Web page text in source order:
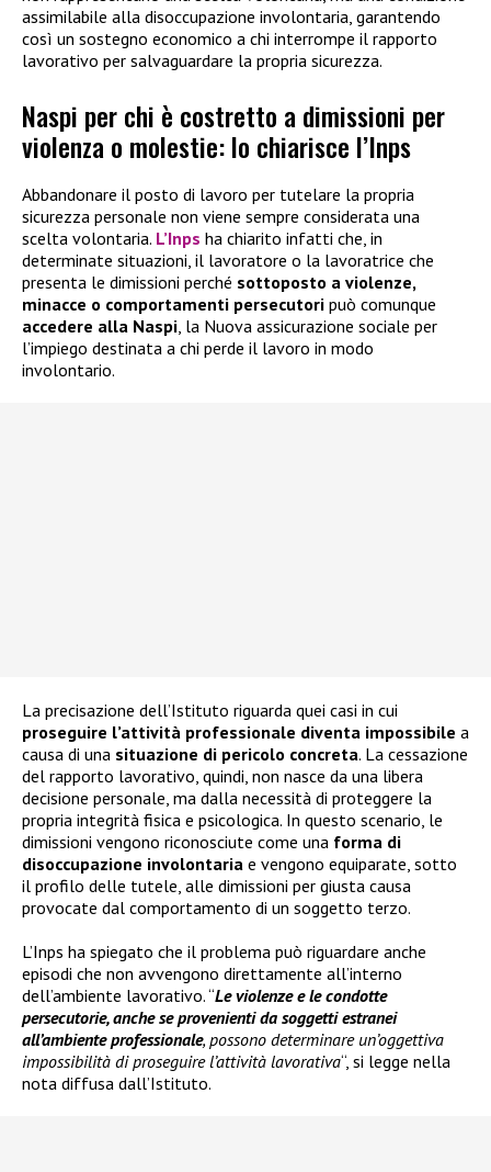
assimilabile alla disoccupazione involontaria, garantendo
così un sostegno economico a chi interrompe il rapporto
lavorativo per salvaguardare la propria sicurezza.
Naspi per chi è costretto a dimissioni per
violenza o molestie: lo chiarisce l’Inps
Abbandonare il posto di lavoro per tutelare la propria
sicurezza personale non viene sempre considerata una
scelta volontaria. L’Inps ha chiarito infatti che, in
determinate situazioni, il lavoratore o la lavoratrice che
presenta le dimissioni perché sottoposto a violenze,
minacce o comportamenti persecutori può comunque
accedere alla Naspi , la Nuova assicurazione sociale per
l’impiego destinata a chi perde il lavoro in modo
involontario.
La precisazione dell’Istituto riguarda quei casi in cui
proseguire l’attività professionale diventa impossibile a
causa di una situazione di pericolo concreta. La cessazione
del rapporto lavorativo, quindi, non nasce da una libera
decisione personale, ma dalla necessità di proteggere la
propria integrità fisica e psicologica. In questo scenario, le
dimissioni vengono riconosciute come una forma di
disoccupazione involontaria e vengono equiparate, sotto
il profilo delle tutele, alle dimissioni per giusta causa
provocate dal comportamento di un soggetto terzo.
L’Inps ha spiegato che il problema può riguardare anche
episodi che non avvengono direttamente all’interno
dell’ambiente lavorativo. “Le violenze e le condotte
persecutorie, anche se provenienti da soggetti estranei
all’ambiente professionale, possono determinare un’oggettiva
impossibilità di proseguire l’attività lavorativa“, si legge nella
nota diffusa dall’Istituto.